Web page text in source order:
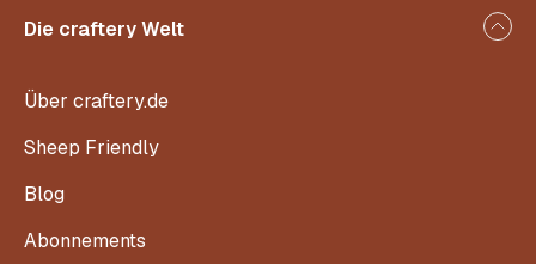
Die craftery Welt
Über craftery.de
Sheep Friendly
Blog
Abonnements